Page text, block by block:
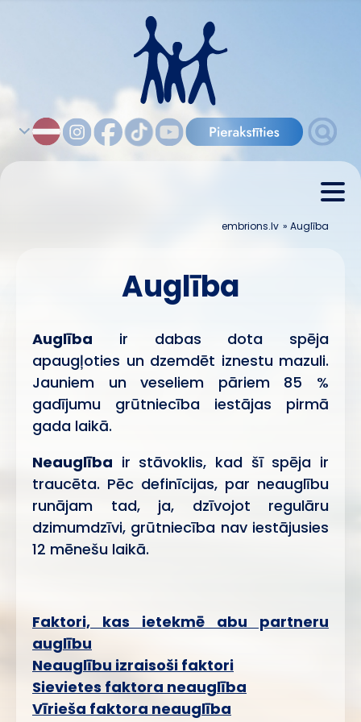
embrions.lv » Auglība
Auglība
Auglība ir dabas dota spēja
apaugļoties un dzemdēt iznestu mazuli.
Jauniem un veseliem pāriem 85 %
gadījumu grūtniecība iestājas pirmā
gada laikā.
Neauglība ir stāvoklis, kad šī spēja ir
traucēta. Pēc definīcijas, par neauglību
runājam tad, ja, dzīvojot regulāru
dzimumdzīvi, grūtniecība nav iestājusies
12 mēnešu laikā.
Faktori, kas ietekmē abu partneru
auglību
Neauglību izraisoši faktori
Sievietes faktora neauglība
Vīrieša faktora neauglība